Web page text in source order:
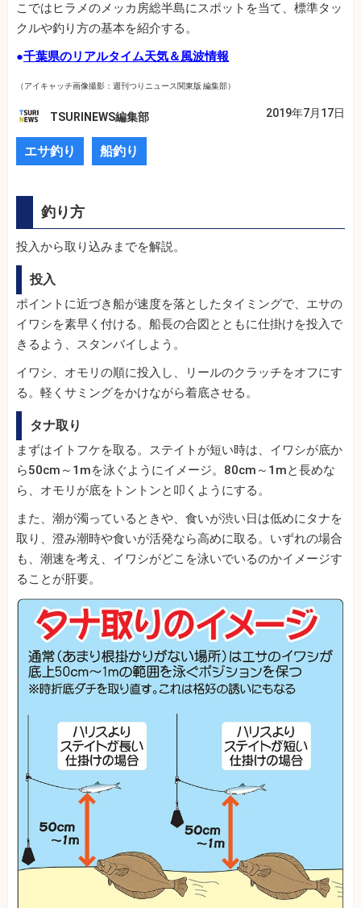
こではヒラメのメッカ房総半島にスポットを当て、標準タッ
クルや釣り方の基本を紹介する。
●千葉県のリアルタイム天気＆風波情報
（アイキャッチ画像撮影：週刊つりニュース関東版 編集部）
TSURINEWS編集部 2019年7月17日
エサ釣り 船釣り
釣り方
投入から取り込みまでを解説。
投入
ポイントに近づき船が速度を落としたタイミングで、エサの
イワシを素早く付ける。船長の合図とともに仕掛けを投入で
きるよう、スタンバイしよう。
イワシ、オモリの順に投入し、リールのクラッチをオフにす
る。軽くサミングをかけながら着底させる。
タナ取り
まずはイトフケを取る。ステイトが短い時は、イワシが底か
ら50cm～1mを泳ぐようにイメージ。80cm～1mと長めな
ら、オモリが底をトントンと叩くようにする。
また、潮が濁っているときや、食いが渋い日は低めにタナを
取り、澄み潮時や食いが活発なら高めに取る。いずれの場合
も、潮速を考え、イワシがどこを泳いでいるのかイメージす
ることが肝要。